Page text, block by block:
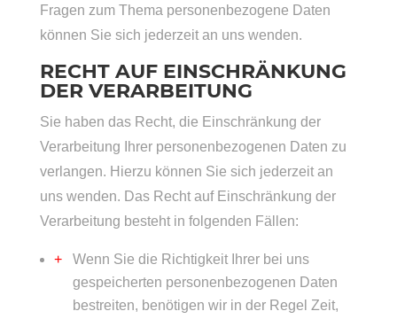
Fragen zum Thema personenbezogene Daten
können Sie sich jederzeit an uns wenden.
RECHT AUF EINSCHRÄNKUNG
DER VERARBEITUNG
Sie haben das Recht, die Einschränkung der
Verarbeitung Ihrer personenbezogenen Daten zu
verlangen. Hierzu können Sie sich jederzeit an
uns wenden. Das Recht auf Einschränkung der
Verarbeitung besteht in folgenden Fällen:
Wenn Sie die Richtigkeit Ihrer bei uns
gespeicherten personenbezogenen Daten
bestreiten, benötigen wir in der Regel Zeit,